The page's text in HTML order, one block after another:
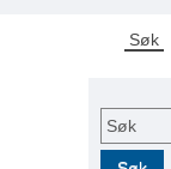
Søk
Søk